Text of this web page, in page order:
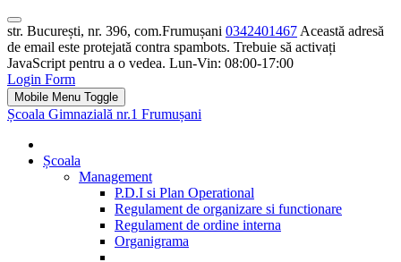
str. București, nr. 396, com.Frumușani 0342401467 Această adresă
de email este protejată contra spambots. Trebuie să activați
JavaScript pentru a o vedea. Lun-Vin: 08:00-17:00
Login Form
Mobile Menu Toggle
Școala Gimnazială nr.1 Frumușani
Școala
Management
P.D.I si Plan Operational
Regulament de organizare si functionare
Regulament de ordine interna
Organigrama